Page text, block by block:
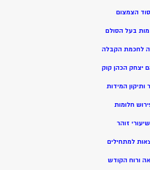
סוד הצמצום
בעל הסולם
לחכמת הקבלה
יצחק הכהן קוק
ותיקון המידות
חלומות
שיעורי זוהר
למתחילים
ורוח הקודש